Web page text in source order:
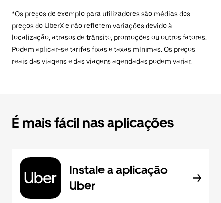
*Os preços de exemplo para utilizadores são médias dos
preços do UberX e não refletem variações devido à
localização, atrasos de trânsito, promoções ou outros fatores.
Podem aplicar-se tarifas fixas e taxas mínimas. Os preços
reais das viagens e das viagens agendadas podem variar.
É mais fácil nas aplicações
Instale a aplicação
Uber